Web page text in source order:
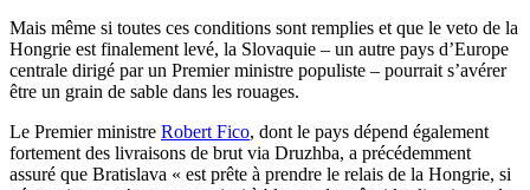
Mais même si toutes ces conditions sont remplies et que le veto de la
Hongrie est finalement levé, la Slovaquie – un autre pays d’Europe
centrale dirigé par un Premier ministre populiste – pourrait s’avérer
être un grain de sable dans les rouages.
Le Premier ministre Robert Fico, dont le pays dépend également
fortement des livraisons de brut via Druzhba, a précédemment
assuré que Bratislava « est prête à prendre le relais de la Hongrie, si